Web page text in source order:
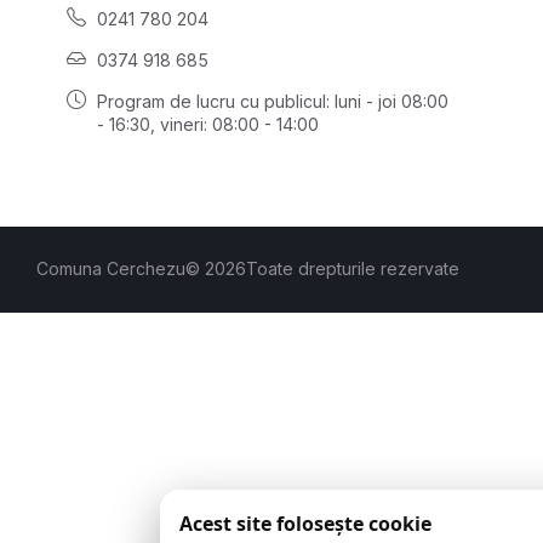
0241 780 204
0374 918 685
Program de lucru cu publicul: luni - joi 08:00
- 16:30 , vineri: 08:00 - 14:00
Comuna Cerchezu© 2026Toate drepturile rezervate
Acest site folosește cookie